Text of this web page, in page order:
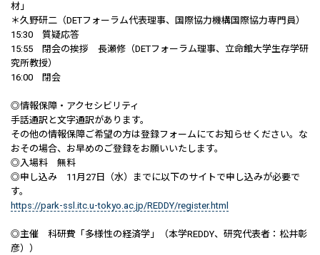
材」
＊久野研二（DETフォーラム代表理事、国際協力機構国際協力専門員）
15:30 質疑応答
15:55 閉会の挨拶 長瀬修（DETフォーラム理事、立命館大学生存学研
究所教授）
16:00 閉会
◎情報保障・アクセシビリティ
手話通訳と文字通訳があります。
その他の情報保障ご希望の方は登録フォームにてお知らせください。な
おその場合、お早めのご登録をお願いいたします。
◎入場料 無料
◎申し込み 11月27日（水）までに以下のサイトで申し込みが必要で
す。
https://park-ssl.itc.u-tokyo.ac.jp/REDDY/register.html
◎主催 科研費「多様性の経済学」（本学REDDY、研究代表者：松井彰
彦））